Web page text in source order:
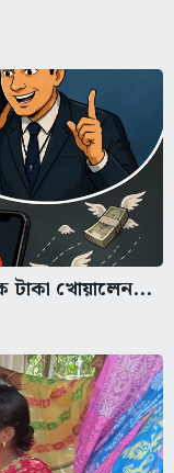
টাকা খোয়ালেন...